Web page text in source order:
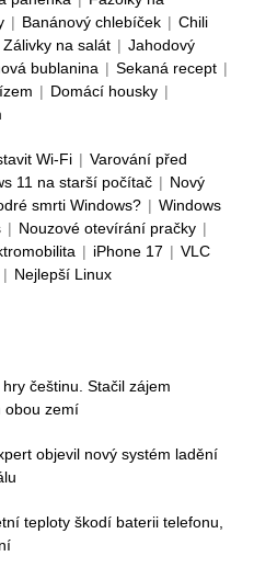
| Banánový chlebíček | Chili
Zálivky na salát | Jahodový
bublanina | Sekaná recept |
| Domácí housky |
Wi-Fi | Varování před
11 na starší počítač | Nový
smrti Windows? | Windows
| Nouzové otevírání pračky |
| iPhone 17 | VLC
| Nejlepší Linux
češtinu. Stačil zájem
obou zemí
objevil nový systém ladění
teploty škodí baterii telefonu,